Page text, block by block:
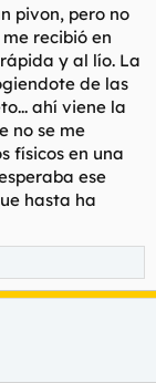
pivon, pero no
recibió en
y al lío. La
de las
ahí viene la
no se me
físicos en una
ese
hasta ha